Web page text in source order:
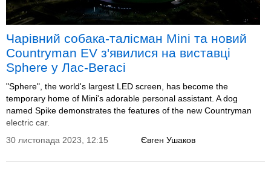
Чарівний собака-талісман Mini та новий
Countryman EV з'явилися на виставці
Sphere у Лас-Вегасі
"Sphere", the world's largest LED screen, has become the
temporary home of Mini's adorable personal assistant. A dog
named Spike demonstrates the features of the new Countryman
electric car.
Євген Ушаков
30 листопада 2023, 12:15